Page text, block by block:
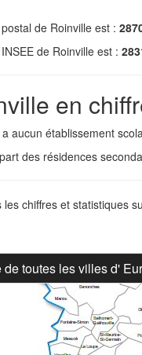
de Roinville est :
de Roinville est :
en
aucun établissement
des résidences
les chiffres et statistiques
de toutes les villes d'